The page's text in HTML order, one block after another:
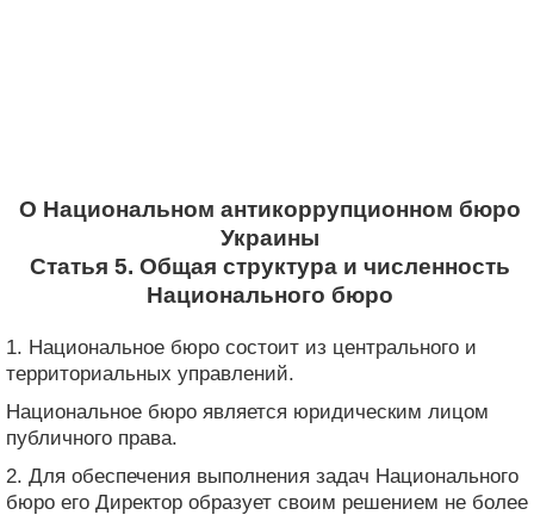
О Национальном антикоррупционном бюро
Украины
Статья 5. Общая структура и численность
Национального бюро
1. Национальное бюро состоит из центрального и
территориальных управлений.
Национальное бюро является юридическим лицом
публичного права.
2. Для обеспечения выполнения задач Национального
бюро его Директор образует своим решением не более